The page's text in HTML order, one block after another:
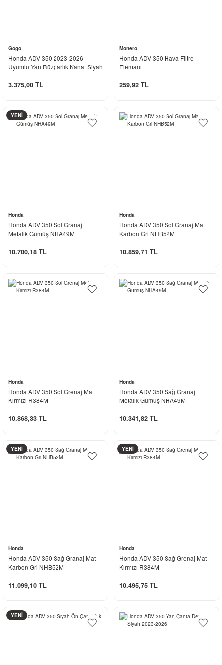
Gogo
Honda ADV 350 2023-2026
Uyumlu Yan Rüzgarlık Kanat Siyah
3.375,00 TL
Monero
Honda ADV 350 Hava Filtre
Elemanı
259,92 TL
YENİ
Honda
Honda ADV 350 Sol Granaj
Metalik Gümüş NHA49M
10.700,18 TL
Honda
Honda ADV 350 Sol Granaj Mat
Karbon Gri NHB52M
10.859,71 TL
Honda
Honda ADV 350 Sol Grenaj Mat
Kırmızı R384M
10.868,33 TL
Honda
Honda ADV 350 Sağ Granaj
Metalik Gümüş NHA49M
10.341,82 TL
YENİ
Honda
Honda ADV 350 Sağ Granaj Mat
Karbon Gri NHB52M
11.099,10 TL
YENİ
Honda
Honda ADV 350 Sağ Grenaj Mat
Kırmızı R384M
10.495,75 TL
YENİ